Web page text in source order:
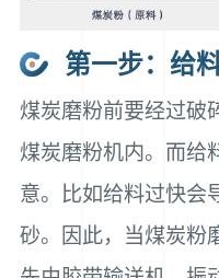
第一步：给
煤炭磨粉前要经过破
煤炭磨粉机内。而给
意。比如给料过快会
砂。因此，当煤炭粉